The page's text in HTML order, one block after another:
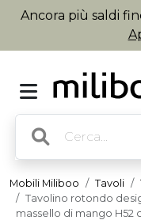
Ancora più saldi
Mobili Miliboo Tavoli
Tavolino rotondo
massello di mango H52